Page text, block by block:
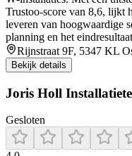
Trustoo-score van 8,6, lijkt
leveren van hoogwaardige
planning en het
Rijnstraat 9F, 5347 KL
Bekijk details
Joris Holl
Gesloten